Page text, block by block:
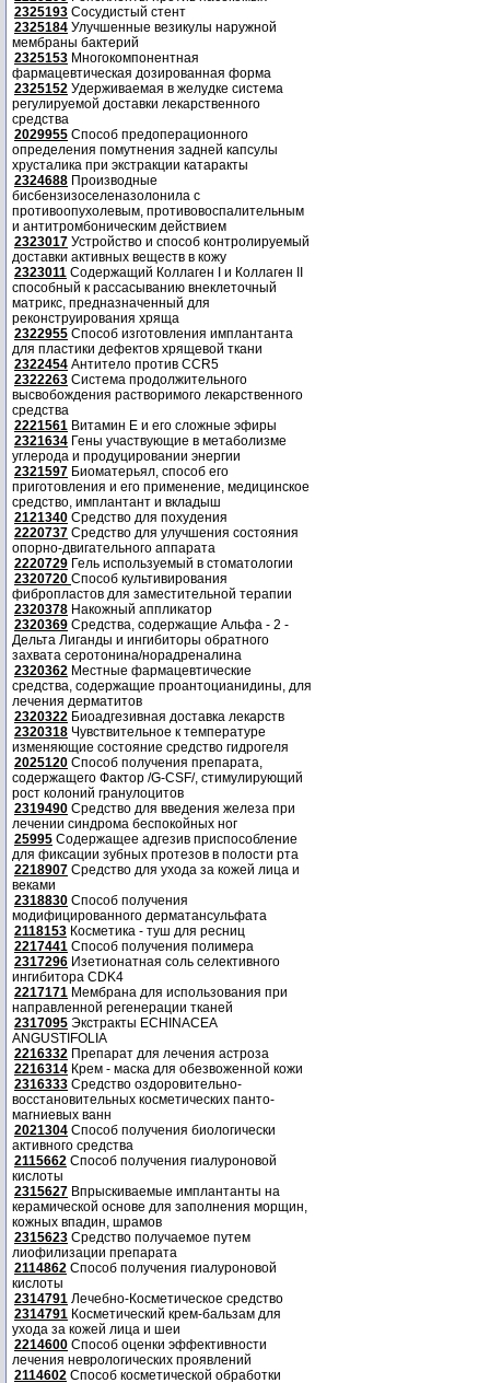
2325193 Сосудистый стент
2325184 Улучшенные везикулы наружной
мембраны бактерий
2325153 Многокомпонентная
фармацевтическая дозированная форма
2325152 Удерживаемая в желудке система
регулируемой доставки лекарственного
средства
2029955 Способ предоперационного
определения помутнения задней капсулы
хрусталика при экстракции катаракты
2324688 Производные
бисбензизоселеназолонила с
противоопухолевым, противовоспалительным
и антитромбоническим действием
2323017 Устройство и способ контролируемый
доставки активных веществ в кожу
2323011 Содержащий Коллаген I и Коллаген II
способный к рассасыванию внеклеточный
матрикс, предназначенный для
реконструирования хряща
2322955 Способ изготовления имплантанта
для пластики дефектов хрящевой ткани
2322454 Антитело против CCR5
2322263 Система продолжительного
высвобождения растворимого лекарственного
средства
2221561 Витамин Е и его сложные эфиры
2321634 Гены участвующие в метаболизме
углерода и продуцировании энергии
2321597 Биоматерьял, способ его
приготовления и его применение, медицинское
средство, имплантант и вкладыш
2121340 Средство для похудения
2220737 Средство для улучшения состояния
опорно-двигательного аппарата
2220729 Гель используемый в стоматологии
2320720 Способ культивирования
фибропластов для заместительной терапии
2320378 Накожный аппликатор
2320369 Средства, содержащие Альфа - 2 -
Дельта Лиганды и ингибиторы обратного
захвата серотонина/норадреналина
2320362 Местные фармацевтические
средства, содержащие проантоцианидины, для
лечения дерматитов
2320322 Биоадгезивная доставка лекарств
2320318 Чувствительное к температуре
изменяющие состояние средство гидрогеля
2025120 Способ получения препарата,
содержащего Фактор /G-CSF/, стимулирующий
рост колоний гранулоцитов
2319490 Средство для введения железа при
лечении синдрома беспокойных ног
25995 Содержащее адгезив приспособление
для фиксации зубных протезов в полости рта
2218907 Средство для ухода за кожей лица и
веками
2318830 Способ получения
модифицированного дерматансульфата
2118153 Косметика - туш для ресниц
2217441 Способ получения полимера
2317296 Изетионатная соль селективного
ингибитора CDK4
2217171 Мембрана для использования при
направленной регенерации тканей
2317095 Экстракты ECHINACEA
ANGUSTIFOLIA
2216332 Препарат для лечения астроза
2216314 Крем - маска для обезвоженной кожи
2316333 Средство оздоровительно-
восстановительных косметических панто-
магниевых ванн
2021304 Способ получения биологически
активного средства
2115662 Способ получения гиалуроновой
кислоты
2315627 Впрыскиваемые имплантанты на
керамической основе для заполнения морщин,
кожных впадин, шрамов
2315623 Средство получаемое путем
лиофилизации препарата
2114862 Способ получения гиалуроновой
кислоты
2314791 Лечебно-Косметическое средство
2314791 Косметический крем-бальзам для
ухода за кожей лица и шеи
2214600 Способ оценки эффективности
лечения неврологических проявлений
2114602 Способ косметической обработки